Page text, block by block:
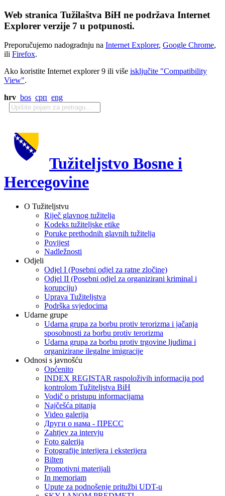
Web stranica Tužilaštva BiH ne podržava Internet
Explorer verzije 7 u potpunosti.
Preporučujemo nadogradnju na Internet Explorer, Google Chrome,
ili Firefox.
Ako koristite Internet explorer 9 ili više isključite "Compatibility
View".
hrv bos срп eng
Tužiteljstvo Bosne i
Hercegovine
O Tužiteljstvu
Riječ glavnog tužitelja
Kodeks tužiteljske etike
Poruke prethodnih glavnih tužitelja
Povijest
Nadležnosti
Odjeli
Odjel I (Posebni odjel za ratne zločine)
Odjel II (Posebni odjel za organizirani kriminal i
korupciju)
Uprava Tužiteljstva
Podrška svjedocima
Udarne grupe
Udarna grupa za borbu protiv terorizma i jačanja
sposobnosti za borbu protiv terorizma
Udarna grupa za borbu protiv trgovine ljudima i
organizirane ilegalne imigracije
Odnosi s javnošću
Općenito
INDEX REGISTAR raspoloživih informacija pod
kontrolom Tužiteljstva BiH
Vodič o pristupu informacijama
Najčešća pitanja
Video galerija
Други о нама - ПРЕСC
Zahtjev za intervju
Foto galerija
Fotografije interijera i eksterijera
Bilten
Promotivni materijali
In memoriam
Upute za podnošenje pritužbi UDT-u